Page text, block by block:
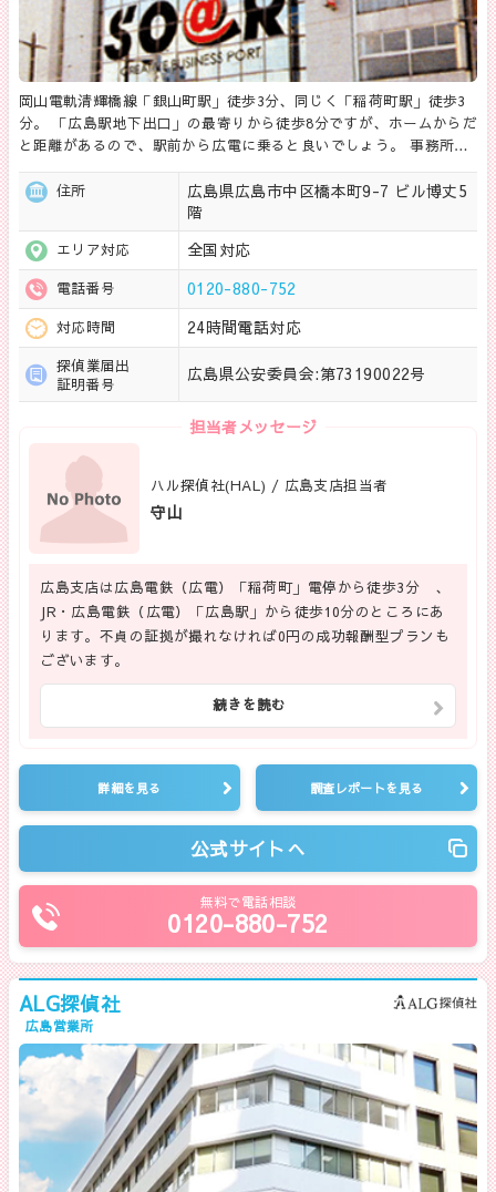
岡山電軌清輝橋線「銀山町駅」徒歩3分、同じく「稲荷町駅」徒歩3
分。 「広島駅地下出口」の最寄りから徒歩8分ですが、ホームからだ
と距離があるので、駅前から広電に乗ると良いでしょう。 事務所…
住所
広島県広島市中区橋本町9-7 ビル博丈5
階
エリア対応 全国対応
電話番号 0120-880-752
対応時間 24時間電話対応
探偵業届出
証明番号
広島県公安委員会:第73190022号
担当者メッセージ
ハル探偵社(HAL) / 広島支店担当者
守山
広島支店は広島電鉄（広電）「稲荷町」電停から徒歩3分 、
JR・広島電鉄（広電）「広島駅」から徒歩10分のところにあ
ります。不貞の証拠が撮れなければ0円の成功報酬型プランも
ございます。
続きを読む
詳細を見る 調査レポートを見る
公式サイトへ
無料で電話相談
0120-880-752
ALG探偵社
広島営業所